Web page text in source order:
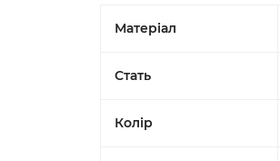
Матеріал
Стать
Колір